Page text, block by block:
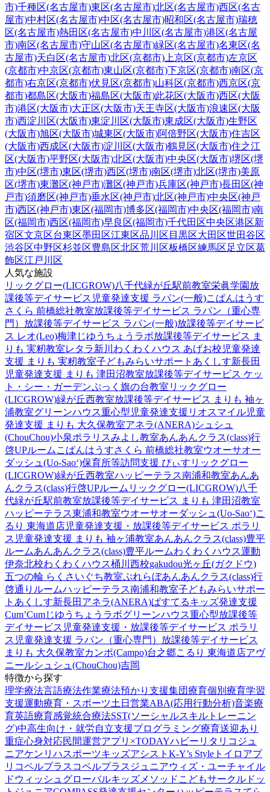
市)千種区(名古屋市)東区(名古屋市)北区(名古屋市)西区(名古
屋市)中村区(名古屋市)中区(名古屋市)昭和区(名古屋市)瑞穂
区(名古屋市)熱田区(名古屋市)中川区(名古屋市)港区(名古屋
市)南区(名古屋市)守山区(名古屋市)緑区(名古屋市)名東区(名
古屋市)天白区(名古屋市)北区(京都市) 上京区(京都市)左京区
(京都市)中京区(京都市)東山区(京都市)下京区(京都市)南区(京
都市)右京区(京都市)伏見区(京都市)山科区(京都市)西京区(京
都市)都島区(大阪市)福島区(大阪市)此花区(大阪市)西区(大阪
市)港区(大阪市)大正区(大阪市)天王寺区(大阪市)浪速区(大阪
市)西淀川区(大阪市)東淀川区(大阪市)東成区(大阪市)生野区
(大阪市)旭区(大阪市)城東区(大阪市)阿倍野区(大阪市)住吉区
(大阪市)西成区(大阪市)淀川区(大阪市)鶴見区(大阪市)住之江
区(大阪市)平野区(大阪市)北区(大阪市)中央区(大阪市)堺区(堺
市)中区(堺市)東区(堺市)西区(堺市)南区(堺市)北区(堺市)美原
区(堺市)東灘区(神戸市)灘区(神戸市)兵庫区(神戸市)長田区(神
戸市)須磨区(神戸市)垂水区(神戸市)北区(神戸市)中央区(神戸
市)西区(神戸市)東区(福岡市)博多区(福岡市)中央区(福岡市)南
区(福岡市)西区(福岡市)早良区(福岡市)千代田区中央区港区新
宿区文京区台東区墨田区江東区品川区 目黒区大田区世田谷区
渋谷区中野区杉並区豊島区北区荒川区板橋区練馬区足立区葛
飾区江戸川区
人気な施設
リックグロー(LICGROW)八千代緑が丘駅前教室栄眞学園放
課後等デイサービス 児童発達支援 ラパン(一般)こぱんはうす
さくら 前橋総社教室放課後等デイサービス ラパン（重心専
門） 放課後等デイサービス ラパン(一般)放課後等デイサービ
ス レオ(Leo)梅津じゆうちょうラボ放課後等デイサービス ま
りも 実籾教室レタラ新川 わくわくハウス あげお校 児童発達
支援 まりも 実籾教室子どもみらいサポートあくしす新長田
児童発達支援 まりも 津田沼教室放課後等デイサービス ケッ
ト・シー・ガーデンぷっく旗の台教室 リックグロー
(LICGROW)緑が丘西教室放課後等デイサービス まりも 袖ヶ
浦教室グリーンハウス重心型児童発達支援 リオスマイル児童
発達支援 まりも 大久保教室アネラ(ANERA)シュシュ
(ChouChou)小泉ポラリスみよし教室あんあんクラス(class)行
啓UPルーム こぱんはうすさくら 前橋総社教室ウオーサオー
ダッシュ(Uo-Sao‘)保育所等訪問支援 ぴぃす リックグロー
(LICGROW)緑が丘西教室ハッピーテラス南浦和教室あんあ
んクラス(class)行啓UPルーム リックグロー(LICGROW)八千
代緑が丘駅前教室放課後等デイサービス まりも 津田沼教室
ハッピーテラス東浦和教室ウオーサオーダッシュ(Uo-Sao‘)こ
るり 東海道店児童発達支援・放課後等デイサービス ポラリ
ス 児童発達支援 まりも 袖ヶ浦教室あんあんクラス(class)豊平
ルームあんあんクラス(class)豊平ルームわくわくハウス運動
伊奈北校わくわくハウス桶川西校gakudou光ヶ丘(ガクドウ)
五つの輪 らくさいぐち教室ぷれらぼあんあんクラス(class)行
啓通りルームハッピーテラス南浦和教室子どもみらいサポー
トあくしす新長田 アネラ(ANERA)ぱすてるキッズ発達支援
Cum’Cumじゆうちょうラボグリーンハウス重心型放課後等
デイサービス 児童発達支援・放課後等デイサービス ポラリ
ス 児童発達支援 ラパン（重心専門） 放課後等デイサービス
まりも 大久保教室カンポ(Campo)台之郷こるり 東海道店アヴ
ニールシュシュ(ChouChou)吉岡
特徴から探す
理学療法言語療法作業療法預かり支援集団療育個別療育学習
支援運動療育・スポーツ土日営業ABA(応用行動分析)音楽療
育英語療育感覚統合療法SST(ソーシャルスキルトレーニン
グ)中高生向け・就労自立支援プログラミング療育送迎あり
重症心身対応民間運営アプリ×TODAYハビー リタリコジュ
ニアケンリハスポーツキッズアシスト K-Y’s Style トイロ アプ
リ コペルプラス コペルプラスジュニアウィズ・ユーチャイル
ドウィッシュ グローバルキッズメソッド こどもサークル ドッ